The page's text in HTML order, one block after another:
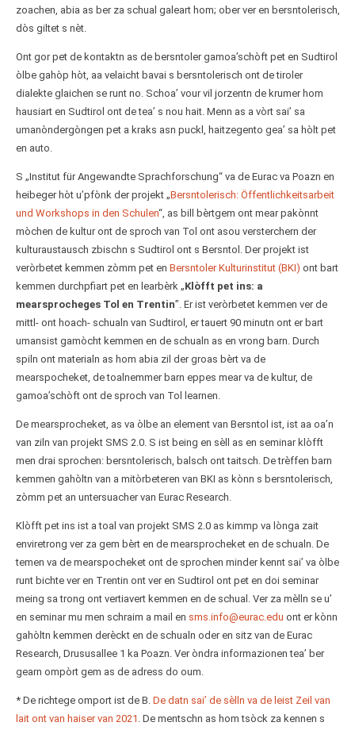
zoachen, abia as ber za schual galeart hom; ober ver en bersntolerisch,
dòs giltet s nèt.
Ont gor pet de kontaktn as de bersntoler gamoa’schòft pet en Sudtirol
òlbe gahòp hòt, aa velaicht bavai s bersntolerisch ont de tiroler
dialekte glaichen se runt no. Schoaʼ vour vil jorzentn de krumer hom
hausiart en Sudtirol ont de teaʼ s nou hait. Menn as a vòrt saiʼ sa
umanòndergòngen pet a kraks asn puckl, haitzegento geaʼ sa hòlt pet
en auto.
S „Institut für Angewandte Sprachforschung“ va de Eurac va Poazn en
heibeger hòt u’pfònk der projekt „Bersntolerisch: Öffentlichkeitsarbeit
und Workshops in den Schulen“, as bill bèrtgem ont mear pakònnt
mòchen de kultur ont de sproch van Tol ont asou versterchern der
kulturaustausch zbischn s Sudtirol ont s Bersntol. Der projekt ist
veròrbetet kemmen zòmm pet en Bersntoler Kulturinstitut (BKI) ont bart
kemmen durchpfiart pet en learbèrk „Klòfft pet ins: a
mearsprocheges Tol en Trentin”. Er ist veròrbetet kemmen ver de
mittl- ont hoach- schualn van Sudtirol, er tauert 90 minutn ont er bart
umansist gamòcht kemmen en de schualn as en vrong barn. Durch
spiln ont materialn as hom abia zil der groas bèrt va de
mearspocheket, de toalnemmer barn eppes mear va de kultur, de
gamoa’schòft ont de sproch van Tol learnen.
De mearsprocheket, as va òlbe an element van Bersntol ist, ist aa oa’n
van ziln van projekt SMS 2.0. S ist being en sèll as en seminar klòfft
men drai sprochen: bersntolerisch, balsch ont taitsch. De trèffen barn
kemmen gahòltn van a mitòrbeteren van BKI as kònn s bersntolerisch,
zòmm pet an untersuacher van Eurac Research.
Klòfft pet ins ist a toal van projekt SMS 2.0 as kimmp va lònga zait
enviretrong ver za gem bèrt en de mearsprocheket en de schualn. De
temen va de mearspocheket ont de sprochen minder kennt sai’ va òlbe
runt bichte ver en Trentin ont ver en Sudtirol ont pet en doi seminar
meing sa trong ont vertiavert kemmen en de schual. Ver za mèlln se u’
en seminar mu men schraim a mail en sms.info@eurac.edu ont er kònn
gahòltn kemmen derèckt en de schualn oder en sitz van de Eurac
Research, Drususallee 1 ka Poazn. Ver òndra informazionen tea’ ber
gearn ompòrt gem as de adress do oum.
* De richtege omport ist de B. De datn sai’ de sèlln va de leist Zeil van
lait ont van haiser van 2021 . De mentschn as hom tsòck za kennen s